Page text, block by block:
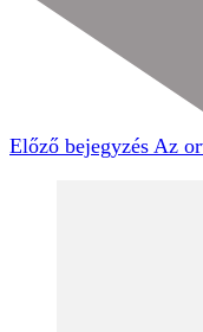
Előző bejegyzés Az